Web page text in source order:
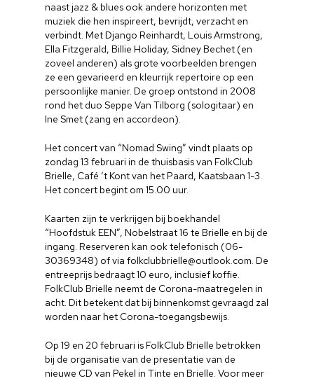
naast jazz & blues ook andere horizonten met
muziek die hen inspireert, bevrijdt, verzacht en
verbindt. Met Django Reinhardt, Louis Armstrong,
Ella Fitzgerald, Billie Holiday, Sidney Bechet (en
zoveel anderen) als grote voorbeelden brengen
ze een gevarieerd en kleurrijk repertoire op een
persoonlijke manier. De groep ontstond in 2008
rond het duo Seppe Van Tilborg (sologitaar) en
Ine Smet (zang en accordeon).
Het concert van “Nomad Swing” vindt plaats op
zondag 13 februari in de thuisbasis van FolkClub
Brielle, Café ‘t Kont van het Paard, Kaatsbaan 1-3.
Het concert begint om 15.00 uur.
Kaarten zijn te verkrijgen bij boekhandel
“Hoofdstuk EEN”, Nobelstraat 16 te Brielle en bij de
ingang. Reserveren kan ook telefonisch (06-
30369348) of via folkclubbrielle@outlook.com. De
entreeprijs bedraagt 10 euro, inclusief koffie.
FolkClub Brielle neemt de Corona-maatregelen in
acht. Dit betekent dat bij binnenkomst gevraagd zal
worden naar het Corona-toegangsbewijs.
Op 19 en 20 februari is FolkClub Brielle betrokken
bij de organisatie van de presentatie van de
nieuwe CD van Pekel in Tinte en Brielle. Voor meer